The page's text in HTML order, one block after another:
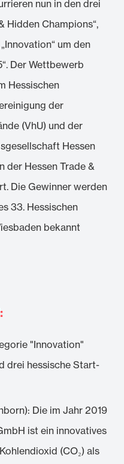
nun in den drei
Hidden Champions“,
um den
Der Wettbewerb
Hessischen
der
(VhU) und der
Hessen
der Hessen Trade &
Die Gewinner werden
33. Hessischen
bekannt
"Innovation"
drei hessische Start-
Die im Jahr 2019
ist ein innovatives
(CO₂) als